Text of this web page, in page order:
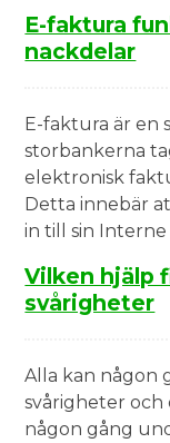
E-faktura
nackdelar
E-faktura är en
storbankerna
elektronisk
Detta innebär
in till sin Interne
Vilken hjälp
svårigheter
Alla kan någon
svårigheter och
någon gång